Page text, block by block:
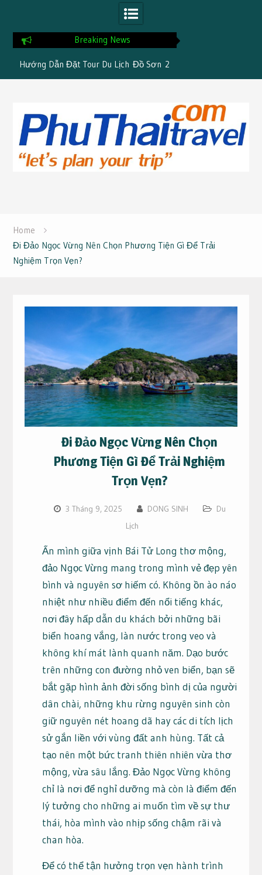
Breaking News
Hướng Dẫn Đặt Tour Du Lịch Đồ Sơn 2
Ngày 1 Đêm
4 Đêm Chỉ
content
Home
Đi Đảo Ngọc Vừng Nên Chọn Phương Tiện Gì Để Trải
Nghiệm Trọn Vẹn?
Đi Đảo Ngọc Vừng Nên Chọn
Phương Tiện Gì Để Trải Nghiệm
Trọn Vẹn?
3 Tháng 9, 2025 DONG SINH
Du
Lịch
Ẩn mình giữa vịnh Bái Tử Long thơ mộng,
đảo Ngọc Vừng mang trong mình vẻ đẹp yên
bình và nguyên sơ hiếm có. Không ồn ào náo
nhiệt như nhiều điểm đến nổi tiếng khác,
nơi đây hấp dẫn du khách bởi những bãi
biển hoang vắng, làn nước trong veo và
không khí mát lành quanh năm. Dạo bước
trên những con đường nhỏ ven biển, bạn sẽ
bắt gặp hình ảnh đời sống bình dị của người
dân chài, những khu rừng nguyên sinh còn
giữ nguyên nét hoang dã hay các di tích lịch
sử gắn liền với vùng đất anh hùng. Tất cả
tạo nên một bức tranh thiên nhiên vừa thơ
mộng, vừa sâu lắng. Đảo Ngọc Vừng không
chỉ là nơi để nghỉ dưỡng mà còn là điểm đến
lý tưởng cho những ai muốn tìm về sự thư
thái, hòa mình vào nhịp sống chậm rãi và
chan hòa.
Để có thể tận hưởng trọn vẹn hành trình